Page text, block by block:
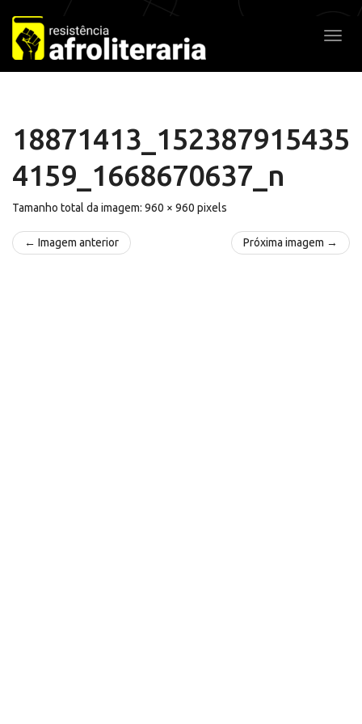
Pular
para
o
conteúdo
18871413_152387915435
4159_1668670637_n
Tamanho total da imagem: 960 × 960 pixels
← Imagem anterior Próxima imagem →